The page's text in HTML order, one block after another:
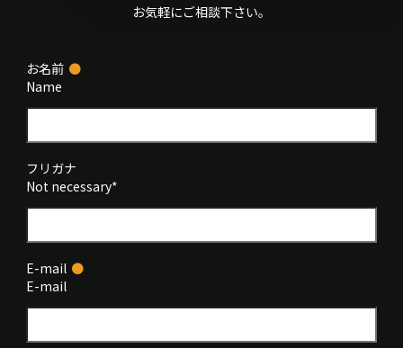
お気軽にご相談下さい。
お名前 ●
Name
フリガナ
Not necessary*
E-mail ●
E-mail